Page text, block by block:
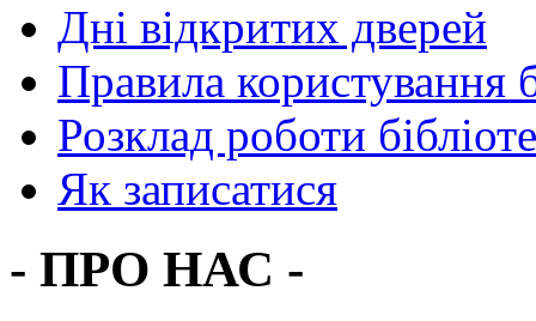
Дні відкритих дверей
Правила користування
Розклад роботи
Як записатися
- ПРО НАС -